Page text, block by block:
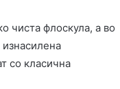
чиста флоскула, а во
со класична